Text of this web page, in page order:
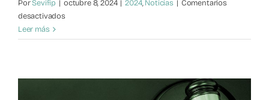
PorSevifip | octubre 8, 2024 | 2024,Noticias | Comentarios
desactivadosen
infierno
Leer más